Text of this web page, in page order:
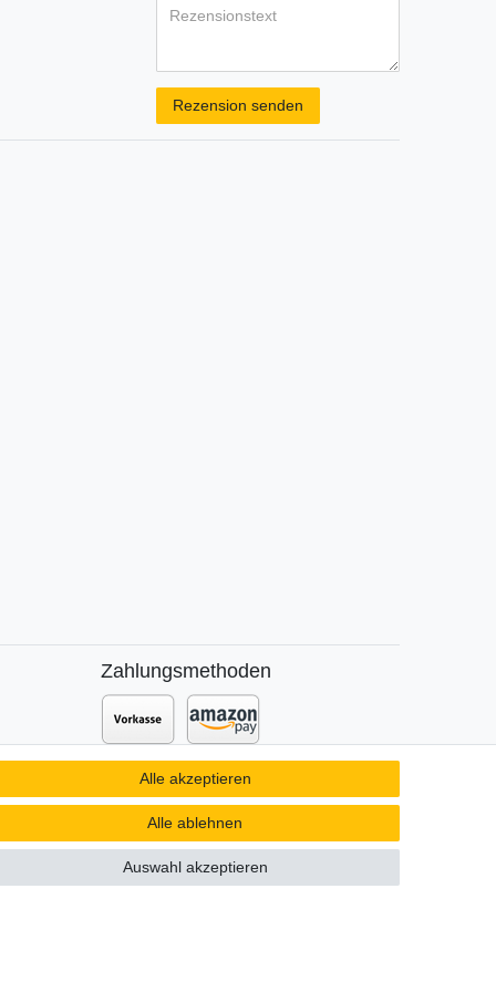
Rezension senden
Zahlungsmethoden
Zusätzlich stehen SEPA
Kauf aufRechnung,Kreditkartewie
VISA oder MasterCard,
Giropayzur Verfügung.
Alle akzeptieren
Alle ablehnen
Auswahl akzeptieren